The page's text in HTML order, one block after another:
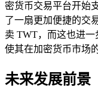
密货币交易平台开始
了一扇更加便捷的交
卖 TWT，而这也进
使其在加密货币市场
未来发展前景